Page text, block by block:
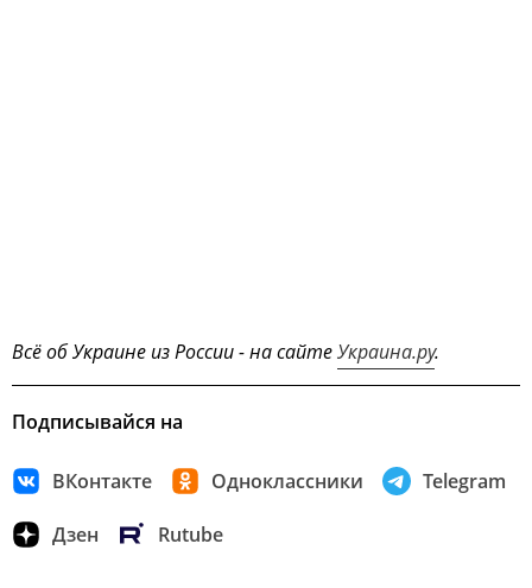
Всё об Украине из России - на сайтеУкраина.ру.
Подписывайся на
ВКонтакте Одноклассники Telegram
Дзен Rutube